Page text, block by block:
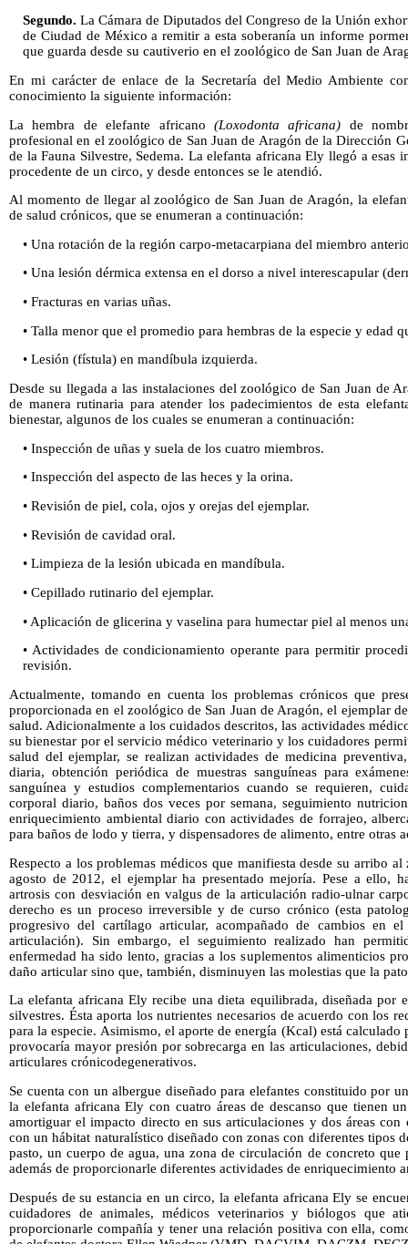
Segundo. La Cámara de Diputados del Congreso de la Unión
de Ciudad de México a remitir a esta soberanía un informe
que guarda desde su cautiverio en el zoológico de San Juan de
En mi carácter de enlace de la Secretaría del Medio Ambiente
conocimiento la siguiente información:
La hembra de elefante africano (Loxodonta africana) de
profesional en el zoológico de San Juan de Aragón de la Dirección
de la Fauna Silvestre, Sedema. La elefanta africana Ely llegó a esas
procedente de un circo, y desde entonces se le atendió.
Al momento de llegar al zoológico de San Juan de Aragón, la
de salud crónicos, que se enumeran a continuación:
• Una rotación de la región carpo-metacarpiana del miembro
• Una lesión dérmica extensa en el dorso a nivel interescapular
• Fracturas en varias uñas.
• Talla menor que el promedio para hembras de la especie y edad
• Lesión (fístula) en mandíbula izquierda.
Desde su llegada a las instalaciones del zoológico de San Juan de
de manera rutinaria para atender los padecimientos de esta
bienestar, algunos de los cuales se enumeran a continuación:
• Inspección de uñas y suela de los cuatro miembros.
• Inspección del aspecto de las heces y la orina.
• Revisión de piel, cola, ojos y orejas del ejemplar.
• Revisión de cavidad oral.
• Limpieza de la lesión ubicada en mandíbula.
• Cepillado rutinario del ejemplar.
• Aplicación de glicerina y vaselina para humectar piel al menos
• Actividades de condicionamiento operante para permitir
revisión.
Actualmente, tomando en cuenta los problemas crónicos que
proporcionada en el zoológico de San Juan de Aragón, el ejemplar
salud. Adicionalmente a los cuidados descritos, las actividades
su bienestar por el servicio médico veterinario y los cuidadores
salud del ejemplar, se realizan actividades de medicina
diaria, obtención periódica de muestras sanguíneas para
sanguínea y estudios complementarios cuando se requieren,
corporal diario, baños dos veces por semana, seguimiento
enriquecimiento ambiental diario con actividades de forrajeo,
para baños de lodo y tierra, y dispensadores de alimento, entre otras
Respecto a los problemas médicos que manifiesta desde su arribo
agosto de 2012, el ejemplar ha presentado mejoría. Pese a ello,
artrosis con desviación en valgus de la articulación radio-ulnar­
derecho es un proceso irreversible y de curso crónico (esta
progresivo del cartílago articular, acompañado de cambios en
articulación). Sin embargo, el seguimiento realizado han
enfermedad ha sido lento, gracias a los suplementos alimenticios
daño articular sino que, también, disminuyen las molestias que la
La elefanta africana Ely recibe una dieta equilibrada, diseñada por
silvestres. Ésta aporta los nutrientes necesarios de acuerdo con los
para la especie. Asimismo, el aporte de energía (Kcal) está calculado
provocaría mayor presión por sobrecarga en las articulaciones,
articulares crónico­degenerativos.
Se cuenta con un albergue diseñado para elefantes constituido por
la elefanta africana Ely con cuatro áreas de descanso que tienen
amortiguar el impacto directo en sus articulaciones y dos áreas
con un hábitat naturalístico diseñado con zonas con diferentes tipos
pasto, un cuerpo de agua, una zona de circulación de concreto que
además de proporcionarle diferentes actividades de enriquecimiento
Después de su estancia en un circo, la elefanta africana Ely se
cuidadores de animales, médicos veterinarios y biólogos que
proporcionarle compañía y tener una relación positiva con ella,